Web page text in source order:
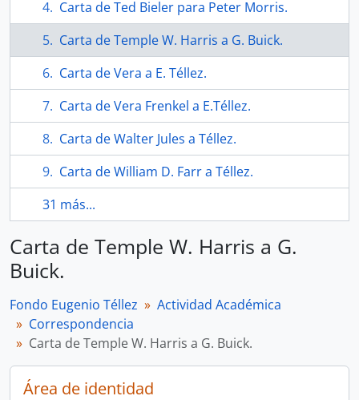
Carta de Ted Bieler para Peter Morris.
Carta de Temple W. Harris a G. Buick.
Carta de Vera a E. Téllez.
Carta de Vera Frenkel a E.Téllez.
Carta de Walter Jules a Téllez.
Carta de William D. Farr a Téllez.
31 más...
Carta de Temple W. Harris a G.
Buick.
Fondo Eugenio Téllez
Actividad Académica
Correspondencia
Carta de Temple W. Harris a G. Buick.
Área de identidad